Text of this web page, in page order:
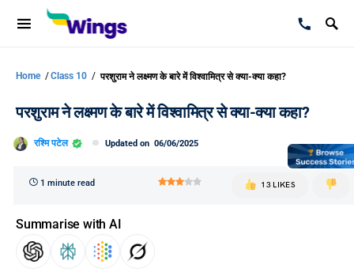
Home /Class 10 / परशुराम ने लक्ष्मण के बारे में विश्वामित्र से क्या-क्या कहा?
परशुराम ने लक्ष्मण के बारे में विश्वामित्र से क्या-क्या कहा?
रश्मि पटेल Updated on 06/06/2025
1 minute read 13 LIKES
Summarise with AI